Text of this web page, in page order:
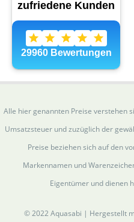
Alle hier genannten Preise verstehen
Umsatzsteuer und zuzüglich der
Preise beziehen sich auf den
Markennamen und
Eigentümer und dienen
© 2022 Aquasabi | Hergestellt